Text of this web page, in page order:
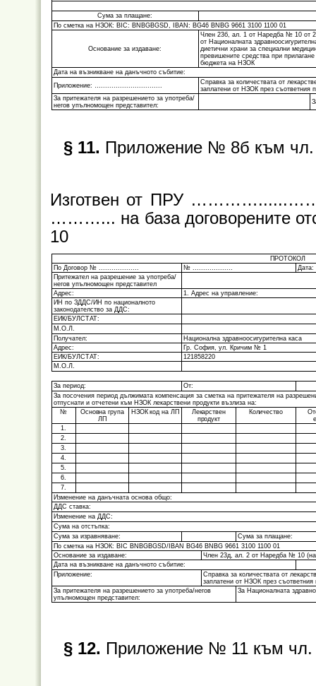
Сума за плащане:
По сметка на НЗОК: BIC: BNBGBGSD, IBAN: BG46 BNBG 9661 3100 1100 01
Основание за издаване:
Член 23б, ал. 1 от Наредба № 10 от
от Националната
диетични храни за специални
превишените средства при
бюджета на НЗОК
Дата на възникване на данъчното събитие:
Приложение: ….............................
Справка за количествата от
заплатени от НЗОК през съответния
За притежателя на разрешението за употреба/
негов упълномощен представител:
§ 11. Приложение № 8б към чл.
Изготвен от ПРУ
………... на база договорените
10
ПРОТОКОЛ
По Договор № ...................
№ ...................
Дата:
Притежател на разрешение за употреба/
негов упълномощен представител
Адрес:
1. Адрес на управление:
ИН по ЗДДС/ИН по националното
законодателство за ДДС:
ЕИК/БУЛСТАТ:
М.О.Л.
Получател:
Национална здравноосигурителна каса
Адрес:
Гр. София, ул. Кричим № 1
ЕИК/БУЛСТАТ:
121858220
М.О.Л.
За период:
От:
За посочения период дължимата компенсация за сметка на притежателя на
отпуснати и отчетени към НЗОК лекарствени продукти възлиза на:
№
Основна група
ЛП
НЗОК код на ЛП
Лекарствен
продукт
Количество
1.
2.
3.
4.
5.
6.
7.
Изменение на данъчната основа общо:
ДДС ставка:
Изменение на ДДС:
Сума на отстъпка:
Сума за изравняване:
Сума за плащане:
По сметка на НЗОК: BIC BNBGBGSD/IBAN BG46 BNBG 9661 3100 1100 01
Основание за издаване:
Член 23д, ал. 2 от Наредба № 10
Дата на възникване на данъчното събитие:
Приложение:
Справка за количествата от
заплатени от НЗОК през съответния
За притежателя на разрешението за употреба/негов
упълномощен представител:
За Националната
§ 12. Приложение № 11 към чл.